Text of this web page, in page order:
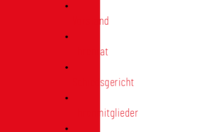
Vorstand
Ehrenrat
Schiedsgericht
Ehrenmitglieder